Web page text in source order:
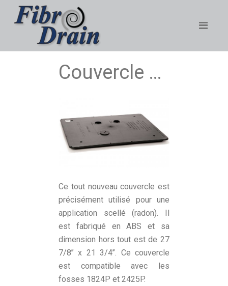
Couvercle 1925 étanche
Ce tout nouveau couvercle est
précisément utilisé pour une
application scellé (radon). Il
est fabriqué en ABS et sa
dimension hors tout est de 27
7/8’’ x 21 3/4’’. Ce couvercle
est compatible avec les
fosses 1824P et 2425P.